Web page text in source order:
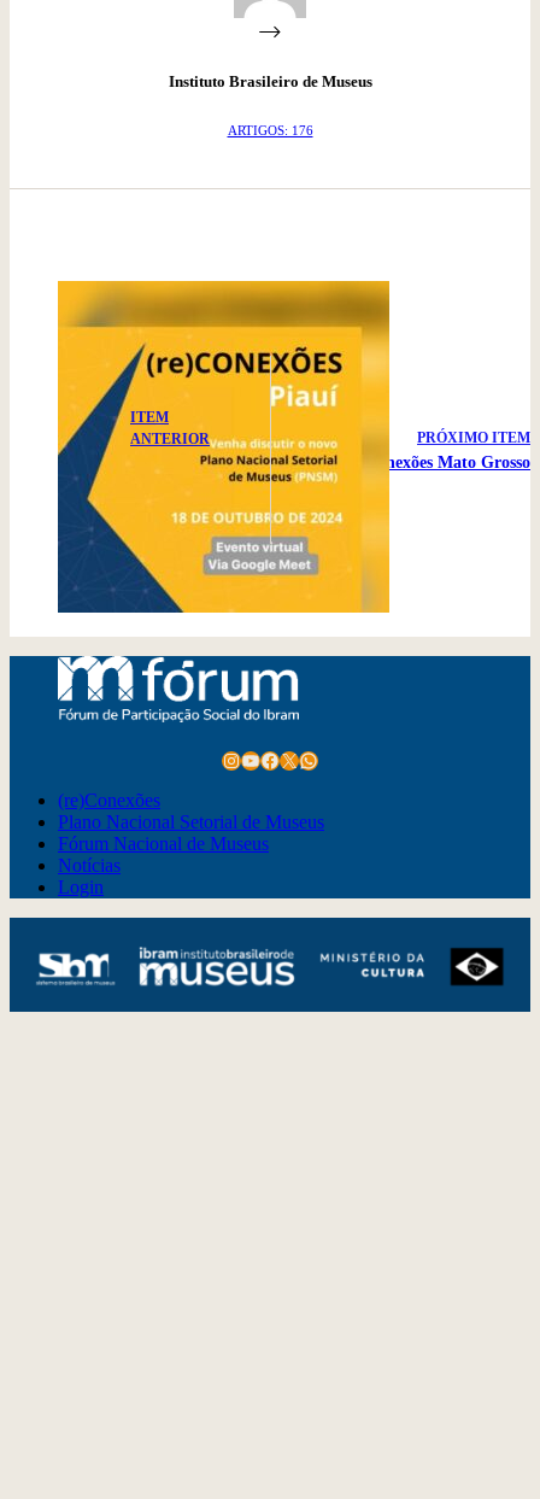
Instituto Brasileiro de Museus
ARTIGOS: 176
ITEM
ANTERIOR
(re) Conexões
PRÓXIMO ITEM
(Re) Conexões Mato Grosso
Instagram
Youtube
Facebook
X WhatsApp
(re)Conexões
Plano Nacional Setorial de Museus
Fórum Nacional de Museus
Notícias
Login